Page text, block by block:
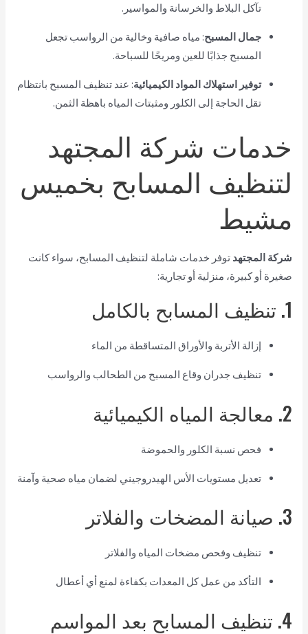
تآكل البلاط والخرسانة والمواسير.
جمال المسبح: مياه صافية وخالية من الرواسب تجعل
المسبح جذابًا للعين ومريحًا للسباحة.
توفير استهلاك المواد الكيميائية: عند تنظيف المسبح بانتظام
تقل الحاجة إلى الكلور ومثبتات المياه باهظة الثمن.
خدمات شركة المجتهد
لتنظيف المسابح بخميس
مشيط
شركة المجتهد توفر خدمات شاملة لتنظيف المسابح، سواء كانت
صغيرة أو كبيرة، منزلية أو تجارية:
1. تنظيف المسابح بالكامل
إزالة الأتربة والأوراق المتساقطة من الماء
تنظيف جدران وقاع المسبح من الطحالب والرواسب
2. معالجة المياه الكيميائية
فحص نسبة الكلور والحموضة
تعديل مستويات الأس الهيدروجيني لضمان مياه صحية وآمنة
3. صيانة المضخات والفلاتر
تنظيف وفحص مضخات المياه والفلاتر
التأكد من عمل كل المعدات بكفاءة لمنع أي أعطال
4. تنظيف المسابح بعد المواسم